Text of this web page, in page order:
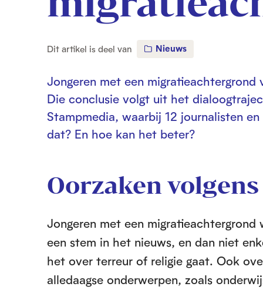
Dit artikel is deel van Nieuws
Jongeren met een
Die conclusie volgt uit het
Stampmedia, waarbij 12 journalisten
dat? En hoe kan het beter?
Oorzaken
Jongeren met een migratieachtergrond
een stem in het nieuws, en dan niet
het over terreur of religie gaat. Ook
alledaagse onderwerpen, zoals